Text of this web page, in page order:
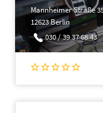
Mannheimer Straße
12623 Berlin
030 / 39 37 68 43